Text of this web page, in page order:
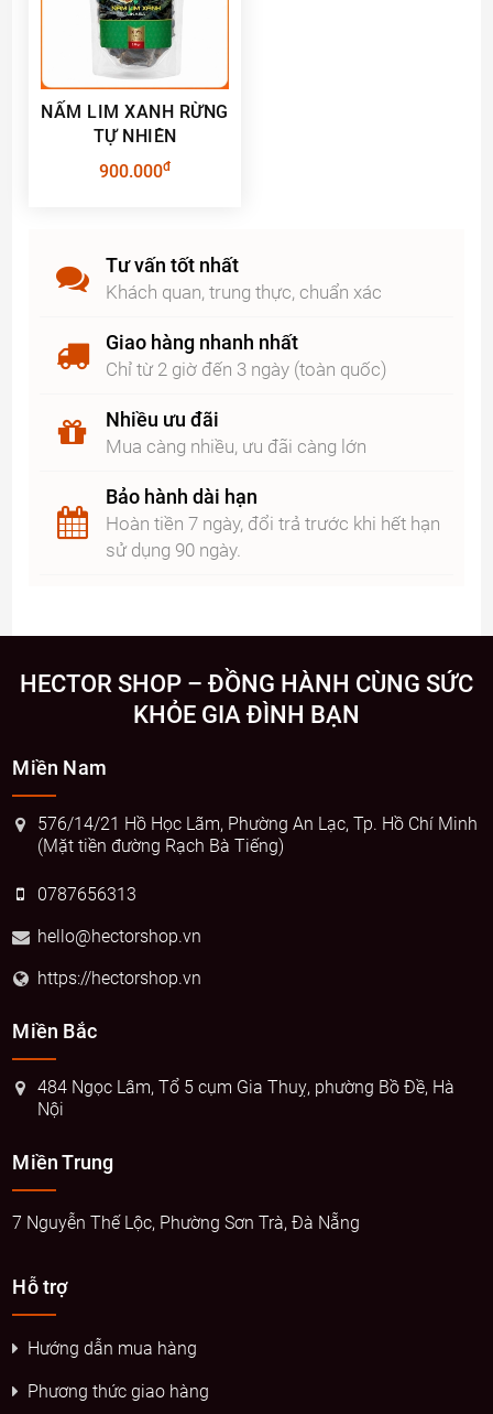
NẤM LIM XANH RỪNG
TỰ NHIÊN
900.000đ
Tư vấn tốt nhất
Khách quan, trung thực, chuẩn xác
Giao hàng nhanh nhất
Chỉ từ 2 giờ đến 3 ngày (toàn quốc)
Nhiều ưu đãi
Mua càng nhiều, ưu đãi càng lớn
Bảo hành dài hạn
Hoàn tiền 7 ngày, đổi trả trước khi hết hạn
sử dụng 90 ngày.
HECTOR SHOP – ĐỒNG HÀNH CÙNG SỨC
KHỎE GIA ĐÌNH BẠN
Miền Nam
576/14/21 Hồ Học Lãm, Phường An Lạc, Tp. Hồ Chí Minh
(Mặt tiền đường Rạch Bà Tiếng)
0787656313
hello@hectorshop.vn
https://hectorshop.vn
Miền Bắc
484 Ngọc Lâm, Tổ 5 cụm Gia Thuỵ, phường Bồ Đề, Hà
Nội
Miền Trung
7 Nguyễn Thế Lộc, Phường Sơn Trà, Đà Nẵng
Hỗ trợ
Hướng dẫn mua hàng
Phương thức giao hàng